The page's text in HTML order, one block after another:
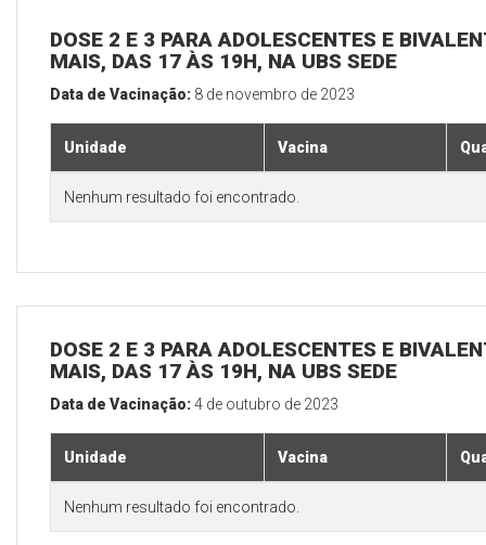
DOSE 2 E 3 PARA ADOLESCENTES E
MAIS, DAS 17 ÀS 19H, NA UBS SEDE
Data de Vacinação: 8 de novembro de 2023
Unidade Vacina
Nenhum resultado foi encontrado.
DOSE 2 E 3 PARA ADOLESCENTES E
MAIS, DAS 17 ÀS 19H, NA UBS SEDE
Data de Vacinação:4 de outubro de 2023
Unidade Vacina
Nenhum resultado foi encontrado.